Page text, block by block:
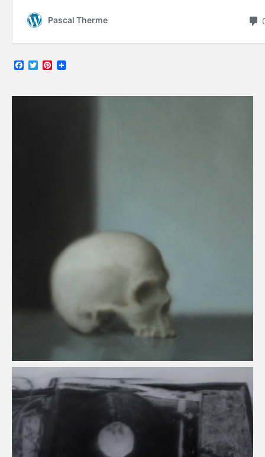
Facebook
TwitterPinterest